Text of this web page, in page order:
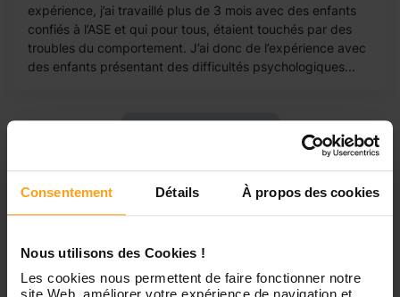
Consentement Détails À propos des cookies
Nous utilisons des Cookies !
Les cookies nous permettent de faire fonctionner notre
expérience, j’ai travaillé plus de 3 mois avec des enfants
confiés à l’ASE et qui pour tous, étaient touchés par des
troubles du comportement. J’ai donc de l’expérience avec
des enfants présentant des difficultés psychologiques...